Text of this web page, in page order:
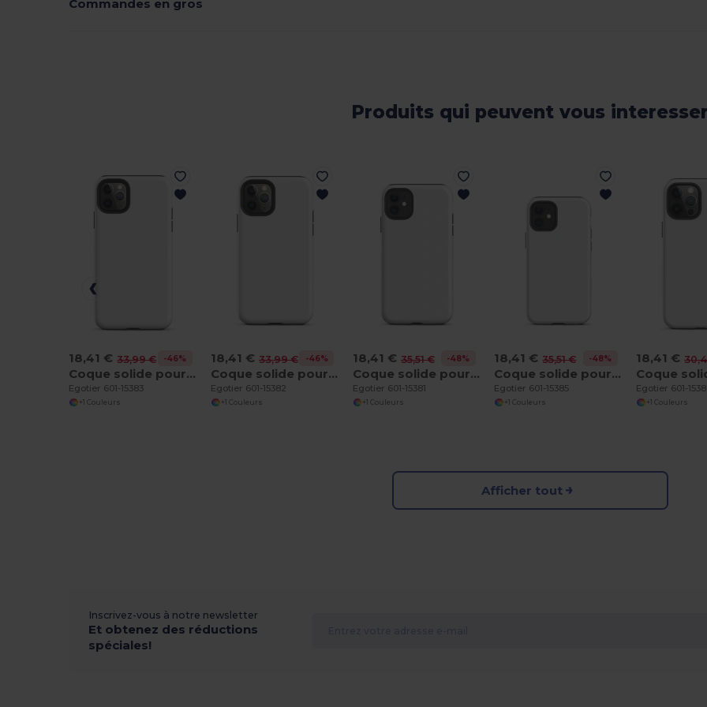
Commandes en gros
Produits qui peuvent vous
18,41 € 33,99 € -46%
Coque solide pour iPhone 11 Pro Max
Egotier 601-15383
+1 Couleurs
18,41 € 33,99 € -46%
Coque solide pour iPhone 11 Pro
Egotier 601-15382
+1 Couleurs
18,41 € 35,51 € -48%
Coque solide pour iPhone 11
Egotier 601-15381
+1 Couleurs
18,41 € 35,51 € -48%
Coque solide pour iPhone 12 mini
Egotier 601-15385
+1 Couleurs
18,41 €
Egotier 601-
+1 Couleurs
Afficher tout
Inscrivez-vous à notre newsletter
Et obtenez des réductions
spéciales!